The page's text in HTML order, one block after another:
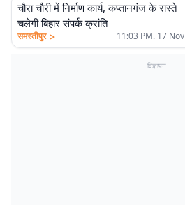
चौरा चौरी में निर्माण कार्य, कप्तानगंज के रास्ते
चलेगी बिहार संपर्क क्रांति
समस्तीपुर > 11:03 PM. 17 Nov
विज्ञापन